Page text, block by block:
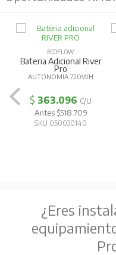
ECOFLOW
Bateria Adicional River
Pro
AUTONOMIA 720WH
$ 363.096 C/U
Antes $518.709
SKU 050030140
¿Eres